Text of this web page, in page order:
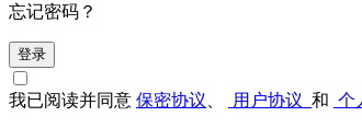
忘记密码？
登录
我已阅读并同意 保密协议 用户协议 和 个